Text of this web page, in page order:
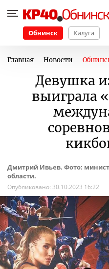
Обнинск Калуга
Главная Новости
Девушка
выиграла
Дмитрий Ивьев. Фото:
области.
Опубликовано: 30.10.2023 16:22